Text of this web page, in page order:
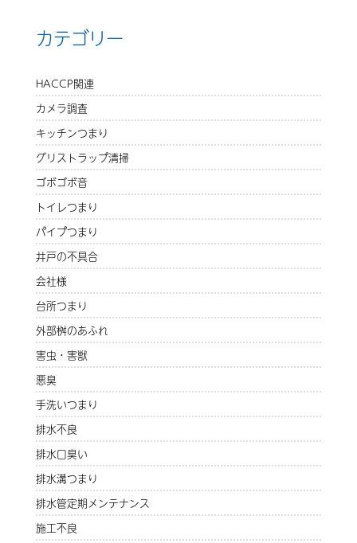
カテゴリー
HACCP関連
カメラ調査
キッチンつまり
グリストラップ清掃
ゴボゴボ音
トイレつまり
パイプつまり
井戸の不具合
会社様
台所つまり
外部桝のあふれ
害虫・害獣
悪臭
手洗いつまり
排水不良
排水口臭い
排水溝つまり
排水管定期メンテナンス
施工不良